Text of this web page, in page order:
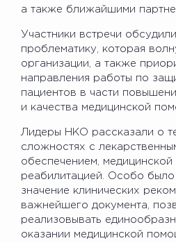
а также ближайшими
Участники встречи
проблематику, которая
организации, а также
направления работы по
пациентов в части
и качества медицинской
Лидеры НКО рассказали о
сложностях с
обеспечением,
реабилитацией. Особо было
значение клинических
важнейшего документа,
реализовывать
оказании медицинской